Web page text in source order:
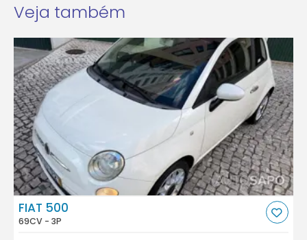
Veja também
FIAT 500
69CV - 3P